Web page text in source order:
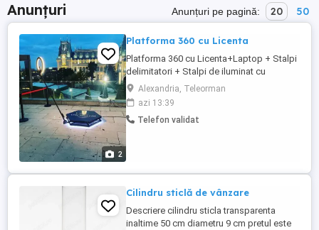
Anunțuri Anunțuri pe pagină: 20 50
2
Platforma 360 cu Licenta
Platforma 360 cu Licenta+Laptop + Stalpi
delimitatori + Stalpi de iluminat cu
acumulatori + Go Pro 10 , pentru mai multe
detalii in privat, pretul este negociabil
Alexandria, Teleorman
azi 13:39
Telefon validat
Cilindru sticlă de vânzare
Descriere cilindru sticla transparenta
inaltime 50 cm diametru 9 cm pretul este